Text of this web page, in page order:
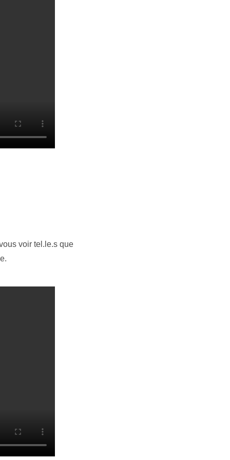
voir tel.le.s que